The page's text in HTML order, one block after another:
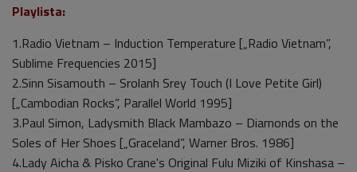
Playlista:
1.Radio Vietnam – Induction Temperature [„Radio Vietnam”,
Sublime Frequencies 2015]
2.Sinn Sisamouth – Srolanh Srey Touch (I Love Petite Girl)
[„Cambodian Rocks”, Parallel World 1995]
3.Paul Simon, Ladysmith Black Mambazo – Diamonds on the
Soles of Her Shoes [„Graceland”, Warner Bros. 1986]
4.Lady Aicha & Pisko Crane's Original Fulu Miziki of Kinshasa –